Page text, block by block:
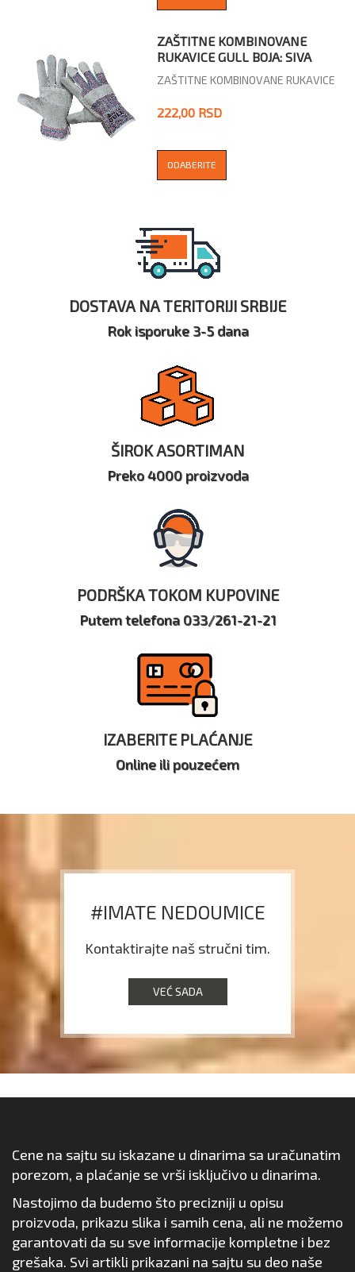
ZAŠTITNE KOMBINOVANE
RUKAVICE GULL BOJA: SIVA
ZAŠTITNE KOMBINOVANE RUKAVICE
222,00 RSD
ODABERITE
DOSTAVA NA TERITORIJI SRBIJE
Rok isporuke 3-5 dana
ŠIROK ASORTIMAN
Preko 4000 proizvoda
PODRŠKA TOKOM KUPOVINE
Putem telefona 033/261-21-21
IZABERITE PLAĆANJE
Online ili pouzećem
#IMATE NEDOUMICE
Kontaktirajte naš stručni tim.
VEĆ SADA
Cene na sajtu su iskazane u dinarima sa uračunatim
porezom, a plaćanje se vrši isključivo u dinarima.
Nastojimo da budemo što precizniji u opisu
proizvoda, prikazu slika i samih cena, ali ne možemo
garantovati da su sve informacije kompletne i bez
grešaka. Svi artikli prikazani na sajtu su deo naše